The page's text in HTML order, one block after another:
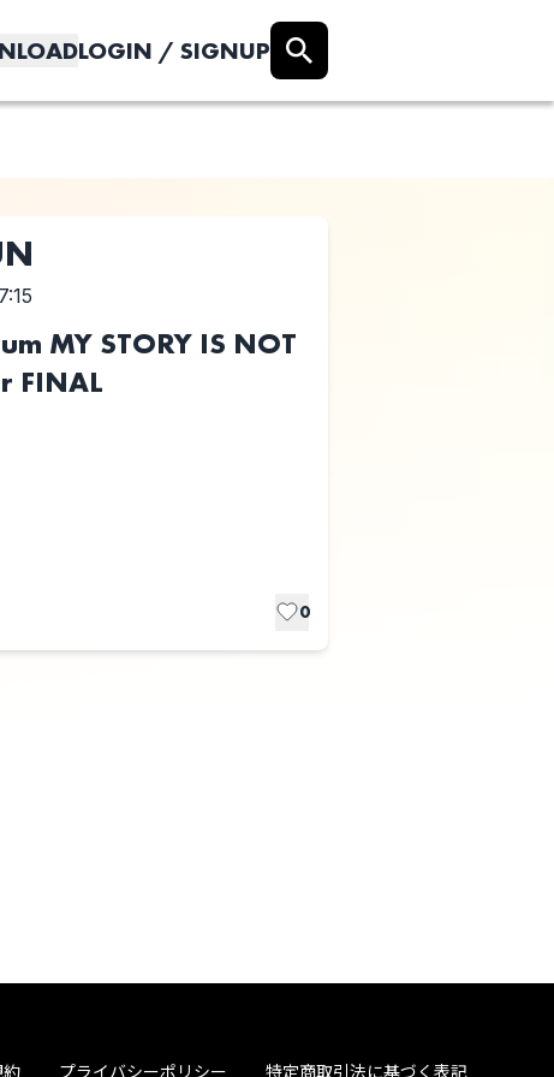
LOGIN / SIGNUP
MY STORY IS NOT
FINAL
0
約 プライバシーポリシー 特定商取引法に基づく表記